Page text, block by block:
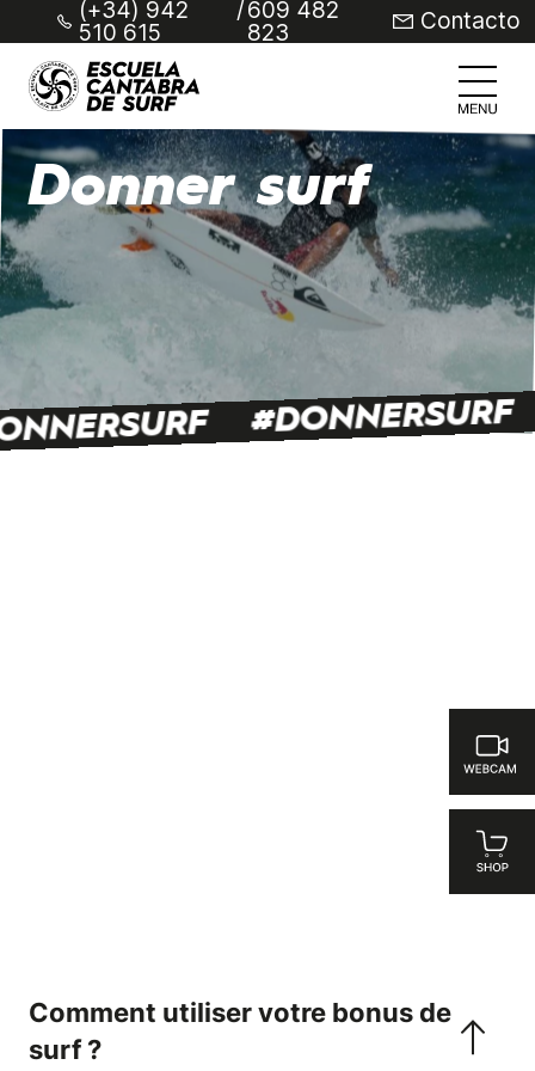
(+34) 942
510 615
/609 482
823 Contacto
Donner surf
#DONNERSURF
Comment utiliser votre bonus de
surf ?